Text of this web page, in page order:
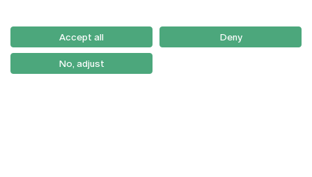
Como Chegar
Newsletter
Accept all Deny
No, adjust